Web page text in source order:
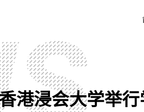
港浸会大学举